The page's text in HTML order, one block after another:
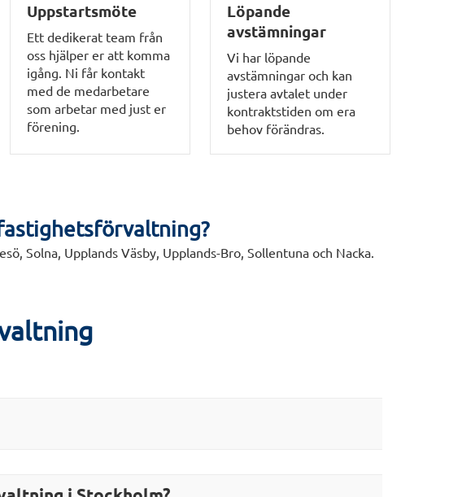
Uppstartsmöte
Ett dedikerat team från
oss hjälper er att komma
igång. Ni får kontakt
med de medarbetare
som arbetar med just er
förening.
Löpande
avstämningar
Vi har löpande
avstämningar och kan
justera avtalet under
kontraktstiden om era
behov förändras.
Solna, Upplands Väsby, Upplands-Bro, Sollentuna och Nacka.